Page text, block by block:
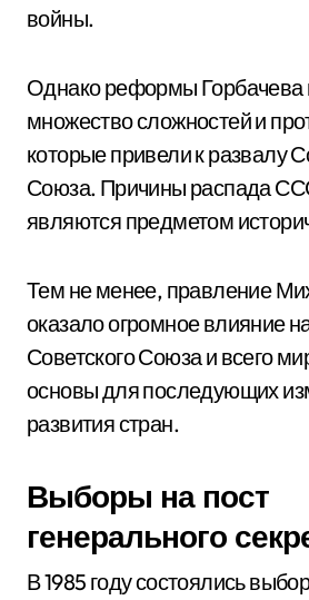
войны.
Однако реформы Горбачева
множество сложностей и
которые привели к развалу
Союза. Причины распада
являются предметом
Тем не менее, правление
оказало огромное влияние
Советского Союза и всего
основы для последующих
развития стран.
Выборы на пост
генерального
В 1985 году состоялись